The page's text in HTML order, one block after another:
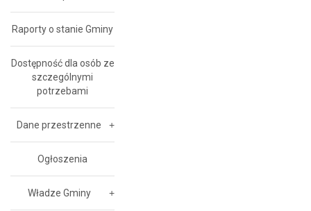
Raporty o stanie Gminy
Dostępność dla osób ze
szczególnymi
potrzebami
Dane przestrzenne
Ogłoszenia
Władze Gminy